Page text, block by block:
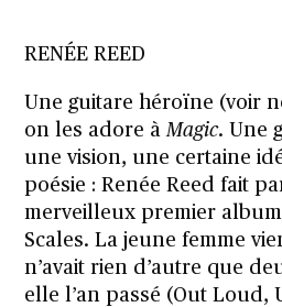
RENÉE REED
Une guitare héroïne (voir
on les adore àMagic. Une
une vision, une certaine
poésie : Renée Reed fait
merveilleux premier
Scales. La jeune femme
n’avait rien d’autre que
elle l’an passé (Out Loud,